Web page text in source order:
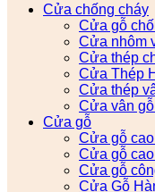
Cửa chống cháy
Cửa gỗ
Cửa nhôm
Cửa thép
Cửa Thép
Cửa thép
Cửa vân
Cửa gỗ
Cửa gỗ
Cửa gỗ
Cửa gỗ
Cửa Gỗ